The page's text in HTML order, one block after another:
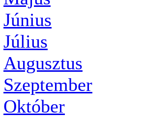
Június
Július
Augusztus
Szeptember
Október